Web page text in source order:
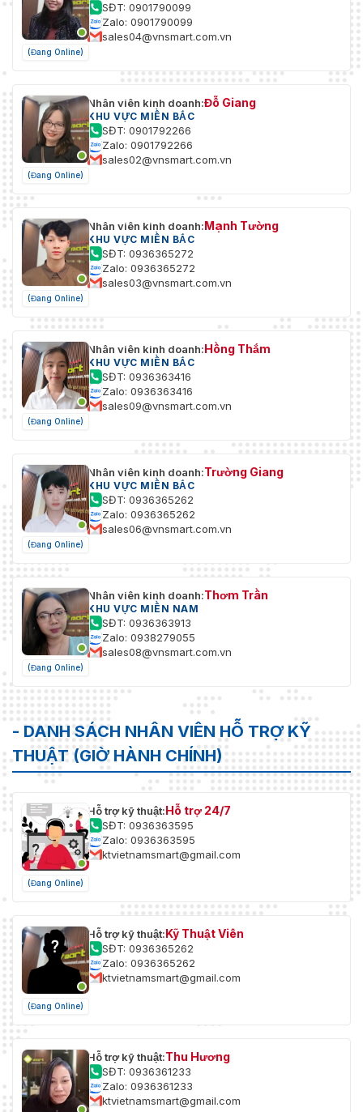
(Đang Online)
SĐT: 0901790099
Zalo: 0901790099
sales04@vnsmart.com.vn
(Đang Online)
Nhân viên kinh doanh:Đỗ Giang
KHU VỰC MIỀN BẮC
SĐT: 0901792266
Zalo: 0901792266
sales02@vnsmart.com.vn
(Đang Online)
Nhân viên kinh doanh:Mạnh Tường
KHU VỰC MIỀN BẮC
SĐT: 0936365272
Zalo: 0936365272
sales03@vnsmart.com.vn
(Đang Online)
Nhân viên kinh doanh:Hồng Thắm
KHU VỰC MIỀN BẮC
SĐT: 0936363416
Zalo: 0936363416
sales09@vnsmart.com.vn
(Đang Online)
Nhân viên kinh doanh:Trường Giang
KHU VỰC MIỀN BẮC
SĐT: 0936365262
Zalo: 0936365262
sales06@vnsmart.com.vn
(Đang Online)
Nhân viên kinh doanh:Thơm Trần
KHU VỰC MIỀN NAM
SĐT: 0936363913
Zalo: 0938279055
sales08@vnsmart.com.vn
- DANH SÁCH NHÂN VIÊN HỖ TRỢ KỸ
THUẬT (GIỜ HÀNH CHÍNH)
(Đang Online)
Hỗ trợ kỹ thuật:Hỗ trợ 24/7
SĐT: 0936363595
Zalo: 0936363595
ktvietnamsmart@gmail.com
(Đang Online)
Hỗ trợ kỹ thuật:Kỹ Thuật Viên
SĐT: 0936365262
Zalo: 0936365262
ktvietnamsmart@gmail.com
Hỗ trợ kỹ thuật:Thu Hương
SĐT: 0936361233
Zalo: 0936361233
ktvietnamsmart@gmail.com